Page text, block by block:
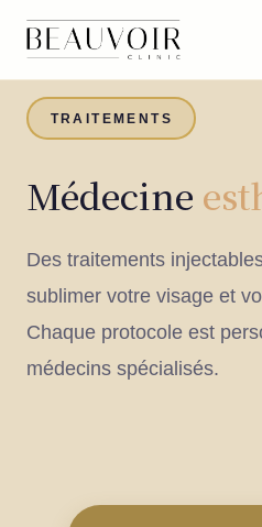
TRAITEMENTS
Médecine
Des traitements
sublimer votre visage et
Chaque protocole est
médecins spécialisés.